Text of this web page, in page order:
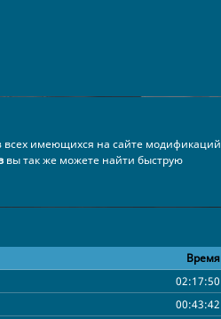
всех имеющихся на сайте модификаций
вы так же можете найти быструю
Время
02:17:50
00:43:42